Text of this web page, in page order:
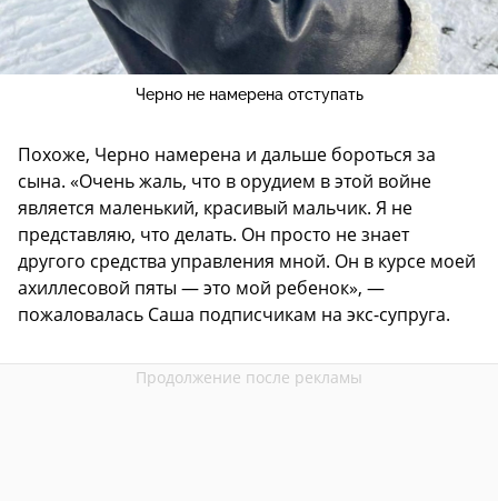
Черно не намерена отступать
Похоже, Черно намерена и дальше бороться за
сына. «Очень жаль, что в орудием в этой войне
является маленький, красивый мальчик. Я не
представляю, что делать. Он просто не знает
другого средства управления мной. Он в курсе моей
ахиллесовой пяты — это мой ребенок», —
пожаловалась Саша подписчикам на экс-супруга.